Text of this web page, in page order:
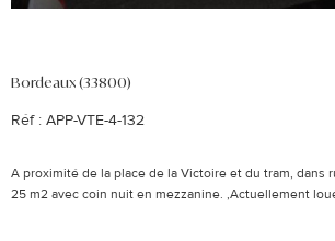
Bordeaux (33800)
Réf : APP-VTE-4-132
A proximité de la place de la Victoire et du tram, dans